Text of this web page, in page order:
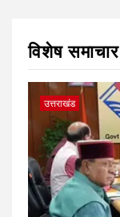
विशेष समाचार
उत्तराखंड